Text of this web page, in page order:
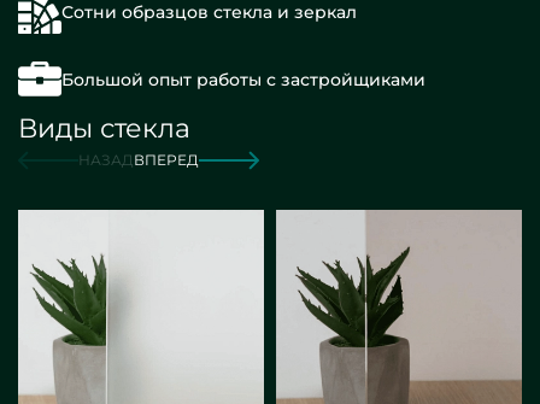
Сотни образцов стекла и зеркал
Большой опыт работы с застройщиками
Виды стекла
НАЗАДВПЕРЕД